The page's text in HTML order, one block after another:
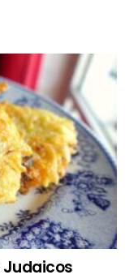
Judaicos